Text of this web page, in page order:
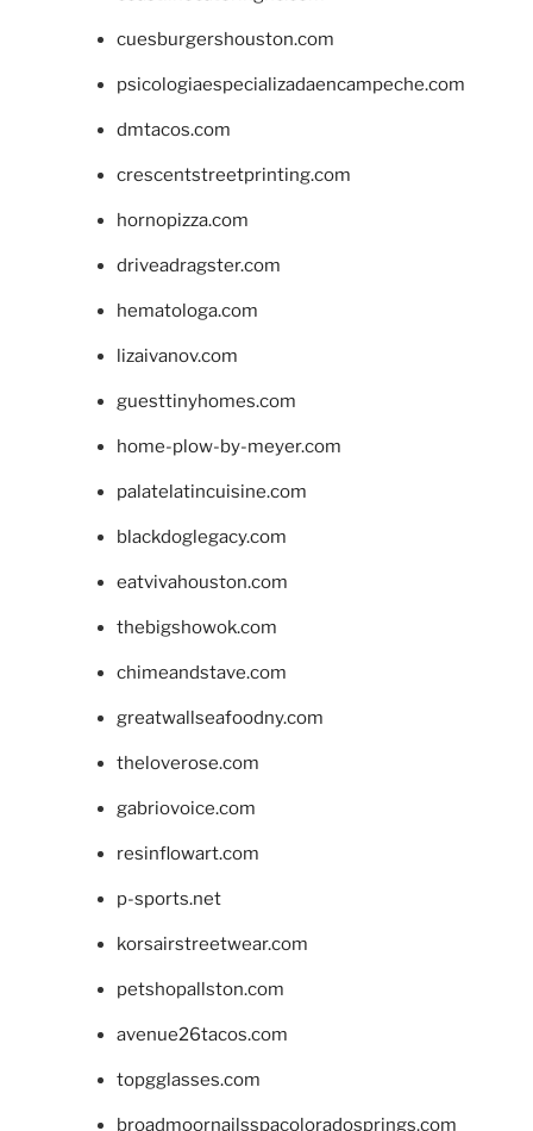
cuesburgershouston.com
psicologiaespecializadaencampeche.com
dmtacos.com
crescentstreetprinting.com
hornopizza.com
driveadragster.com
hematologa.com
lizaivanov.com
guesttinyhomes.com
home-plow-by-meyer.com
palatelatincuisine.com
blackdoglegacy.com
eatvivahouston.com
thebigshowok.com
chimeandstave.com
greatwallseafoodny.com
theloverose.com
gabriovoice.com
resinflowart.com
p-sports.net
korsairstreetwear.com
petshopallston.com
avenue26tacos.com
topgglasses.com
broadmoornailsspacoloradosprings.com